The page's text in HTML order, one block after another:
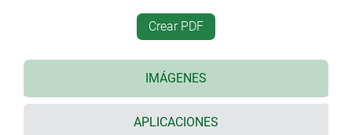
Construcción robusta gracias a la trama de nervios.
Fácil de ensamblar.
Eurocard simple, doble y alargado.
2 alturas estándar; escalable mediante paneles
Crear PDF
IMÁGENES
APLICACIONES